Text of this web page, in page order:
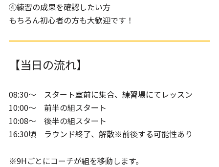
④練習の成果を確認したい方
もちろん初心者の方も大歓迎です！
【当日の流れ】
08:30～ スタート室前に集合、練習場にてレッスン
10:00～ 前半の組スタート
10:08～ 後半の組スタート
16:30頃 ラウンド終了、解散※前後する可能性あり
※9Hごとにコーチが組を移動します。